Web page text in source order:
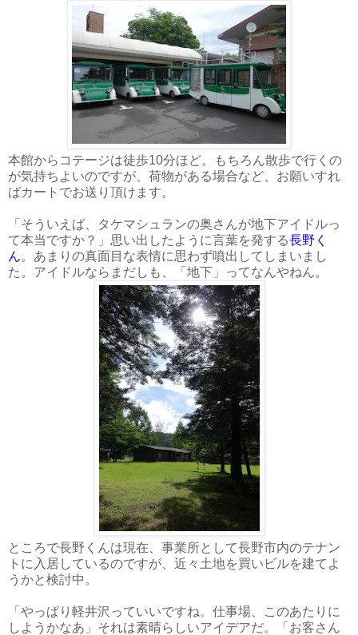
本館からコテージは徒歩10分ほど。もちろん散歩で行くの
が気持ちよいのですが、荷物がある場合など、お願いすれ
ばカートでお送り頂けます。
「そういえば、タケマシュランの奥さんが地下アイドルっ
て本当ですか？」思い出したように言葉を発する長野く
ん。あまりの真面目な表情に思わず噴出してしまいまし
た。アイドルならまだしも、「地下」ってなんやねん。
ところで長野くんは現在、事業所として長野市内のテナン
トに入居しているのですが、近々土地を買いビルを建てよ
うかと検討中。
「やっぱり軽井沢っていいですね。仕事場、このあたりに
しようかなあ」それは素晴らしいアイデアだ。「お客さん